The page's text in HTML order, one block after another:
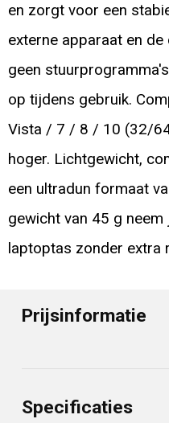
en zorgt voor een
externe apparaat en de
geen
op tijdens gebruik.
Vista / 7 / 8 / 10 (32/
hoger. Lichtgewicht,
een ultradun formaat
gewicht van 45 g
laptoptas zonder extra
Prijsinformatie
Specificaties